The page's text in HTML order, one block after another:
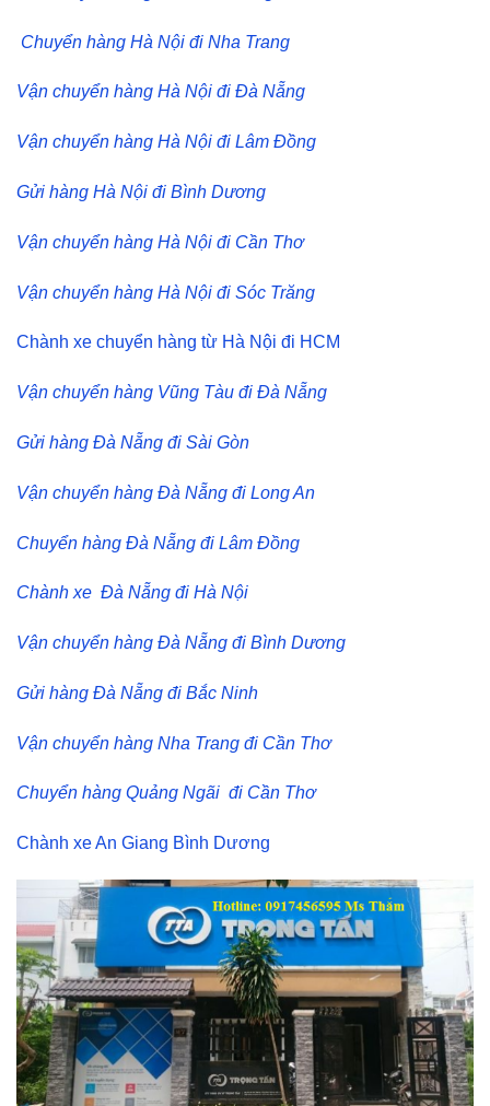
Chuyển hàng Hà Nội đi Nha Trang
Vận chuyển hàng Hà Nội đi Đà Nẵng
Vận chuyển hàng Hà Nội đi Lâm Đồng
Gửi hàng Hà Nội đi Bình Dương
Vận chuyển hàng Hà Nội đi Cần Thơ
Vận chuyển hàng Hà Nội đi Sóc Trăng
Chành xe chuyển hàng từ Hà Nội đi HCM
Vận chuyển hàng Vũng Tàu đi Đà Nẵng
Gửi hàng Đà Nẵng đi Sài Gòn
Vận chuyển hàng Đà Nẵng đi Long An
Chuyển hàng Đà Nẵng đi Lâm Đồng
Chành xe Đà Nẵng đi Hà Nội
Vận chuyển hàng Đà Nẵng đi Bình Dương
Gửi hàng Đà Nẵng đi Bắc Ninh
Vận chuyển hàng Nha Trang đi Cần Thơ
Chuyển hàng Quảng Ngãi đi Cần Thơ
Chành xe An Giang Bình Dương